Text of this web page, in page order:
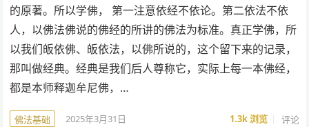
的原著。所以学佛， 第一注意依经不依论。第二依法不依
人，以佛法佛说的佛经的所讲的佛法为标准。真正学佛，所
以我们皈依佛、皈依法，以佛所说的，这个留下来的记录，
那叫做经典。经典是我们后人尊称它，实际上每一本佛经，
都是本师释迦牟尼佛，…
佛法基础 2025年3月31日 1.3k浏览 评论